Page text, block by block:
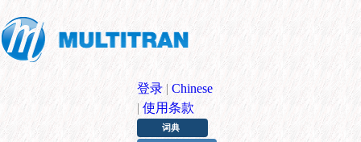
登录 | Chinese
| 使用条款
词典